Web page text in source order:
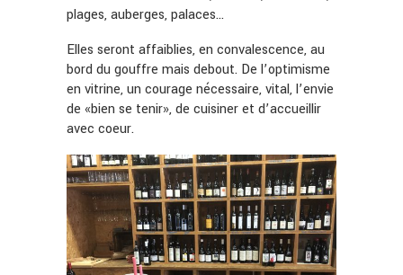
plages, auberges, palaces…
Elles seront affaiblies, en convalescence, au
bord du gouffre mais debout. De l’optimisme
en vitrine, un courage nécessaire, vital, l’envie
de «bien se tenir», de cuisiner et d’accueillir
avec coeur.